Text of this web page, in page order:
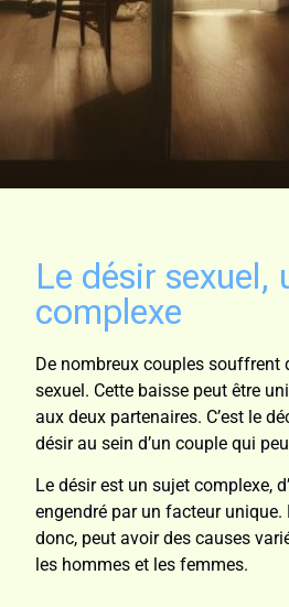
Le désir sexuel,
complexe
De nombreux couples souffrent
sexuel. Cette baisse peut être
aux deux partenaires. C’est le
désir au sein d’un couple qui
Le désir est un sujet complexe,
engendré par un facteur
donc, peut avoir des causes
les hommes et les femmes.